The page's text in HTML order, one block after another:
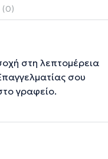
(0)
στη λεπτομέρεια
σου
γραφείο.